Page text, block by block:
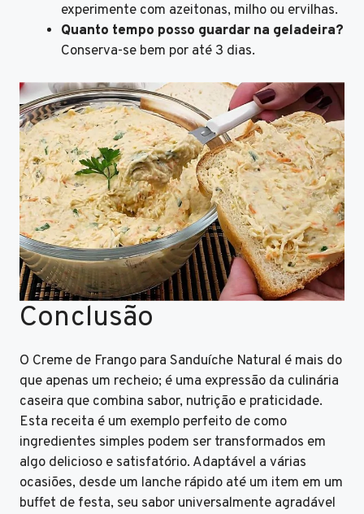
experimente com azeitonas, milho ou ervilhas.
Quanto tempo posso guardar na geladeira?
Conserva-se bem por até 3 dias.
Conclusão
O Creme de Frango para Sanduíche Natural é mais do
que apenas um recheio; é uma expressão da culinária
caseira que combina sabor, nutrição e praticidade.
Esta receita é um exemplo perfeito de como
ingredientes simples podem ser transformados em
algo delicioso e satisfatório. Adaptável a várias
ocasiões, desde um lanche rápido até um item em um
buffet de festa, seu sabor universalmente agradável